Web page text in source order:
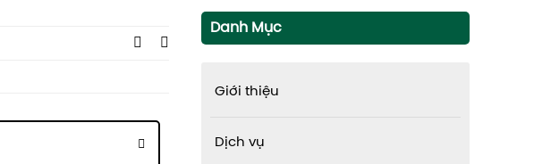
Danh Mục
Giới thiệu
Dịch vụ